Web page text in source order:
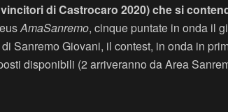
di Castrocaro 2020) che si
AmaSanremo, cinque puntate in onda il
Sanremo Giovani, il contest, in onda in
disponibili (2 arriveranno da Area